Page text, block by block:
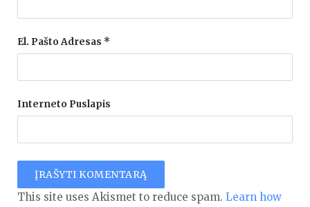
El. Pašto Adresas *
Interneto Puslapis
This site uses Akismet to reduce spam. Learn how